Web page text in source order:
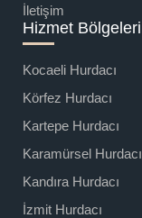
İletişim
Hizmet Bölgeleri
Kocaeli Hurdacı
Körfez Hurdacı
Kartepe Hurdacı
Karamürsel Hurdacı
Kandıra Hurdacı
İzmit Hurdacı